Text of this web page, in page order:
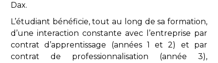
Dax.
L’étudiant bénéficie, tout au long de sa formation,
d’une interaction constante avec l’entreprise par
contrat d’apprentissage (années 1 et 2) et par
contrat de professionnalisation (année 3),